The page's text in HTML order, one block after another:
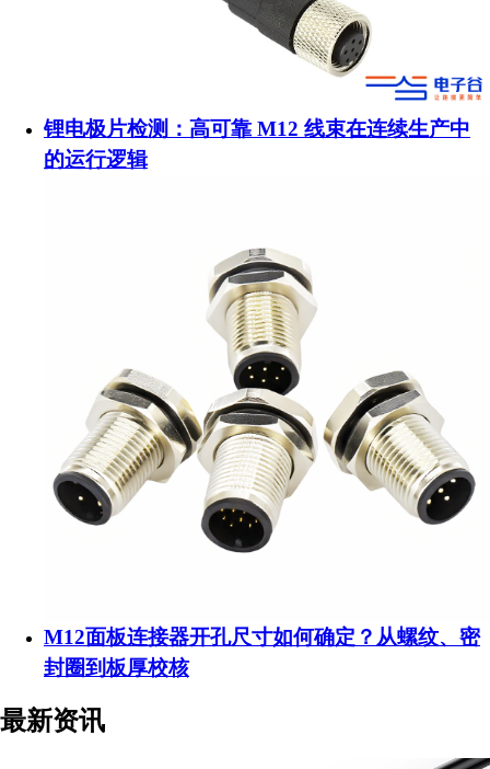
锂电极片检测：高可靠 M12 线束在连续生产中
的运行逻辑
M12面板连接器开孔尺寸如何确定？从螺纹、密
封圈到板厚校核
最新资讯